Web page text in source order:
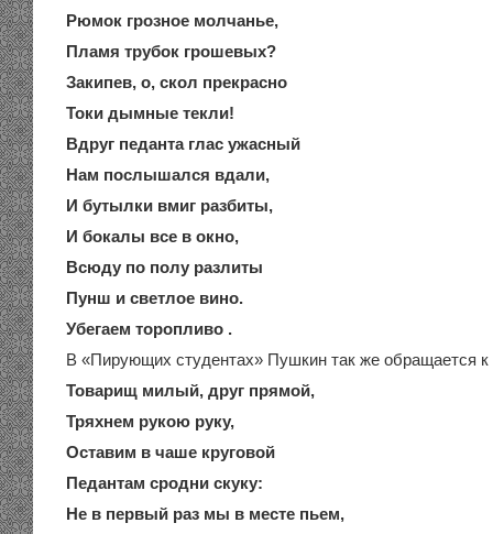
Рюмок грозное молчанье,
Пламя трубок грошевых?
Закипев, о, скол прекрасно
Токи дымные текли!
Вдруг педанта глас ужасный
Нам послышался вдали,
И бутылки вмиг разбиты,
И бокалы все в окно,
Всюду по полу разлиты
Пунш и светлое вино.
Убегаем торопливо .
В «Пирующих студентах» Пушкин так же обращается
Товарищ милый, друг прямой,
Тряхнем рукою руку,
Оставим в чаше круговой
Педантам сродни скуку:
Не в первый раз мы в месте пьем,